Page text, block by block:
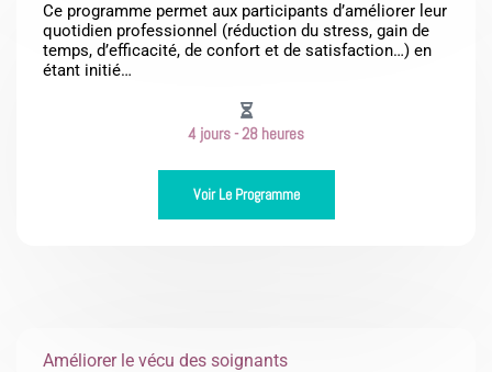
Ce programme permet aux participants d’améliorer leur
quotidien professionnel (réduction du stress, gain de
temps, d’efficacité, de confort et de satisfaction…) en
étant initié…
4 jours - 28 heures
Voir Le Programme
Améliorer le vécu des soignants